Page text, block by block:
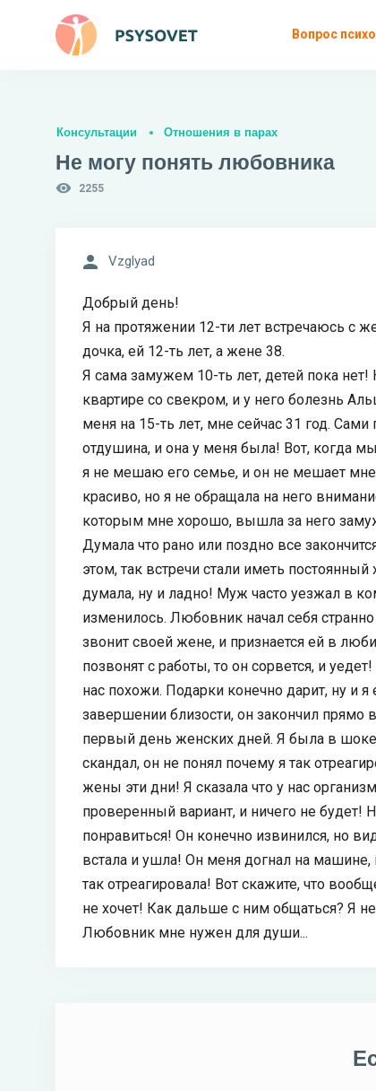
Вопрос
Консультации Отношения в парах
Не могу понять любовника
2255
Vzglyad
Добрый день!
Я на протяжении 12-ти лет встречаюсь с
дочка, ей 12-ть лет, а жене 38.
Я сама замужем 10-ть лет, детей пока
квартире со свекром, и у него болезнь
меня на 15-ть лет, мне сейчас 31 год.
отдушина, и она у меня была! Вот, когда
я не мешаю его семье, и он не мешает
красиво, но я не обращала на него
которым мне хорошо, вышла за него
Думала что рано или поздно все
этом, так встречи стали иметь
думала, ну и ладно! Муж часто уезжал в
изменилось. Любовник начал себя
звонит своей жене, и признается ей в
позвонят с работы, то он сорвется, и
нас похожи. Подарки конечно дарит, ну и
завершении близости, он закончил прямо
первый день женских дней. Я была в шоке,
скандал, он не понял почему я так
жены эти дни! Я сказала что у нас
проверенный вариант, и ничего не будет!
понравиться! Он конечно извинился, но
встала и ушла! Он меня догнал на машине,
так отреагировала! Вот скажите, что
не хочет! Как дальше с ним общаться? Я
Любовник мне нужен для души...